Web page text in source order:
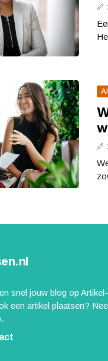
snel jouw blog op Artikel-
een artikel plaatsen?